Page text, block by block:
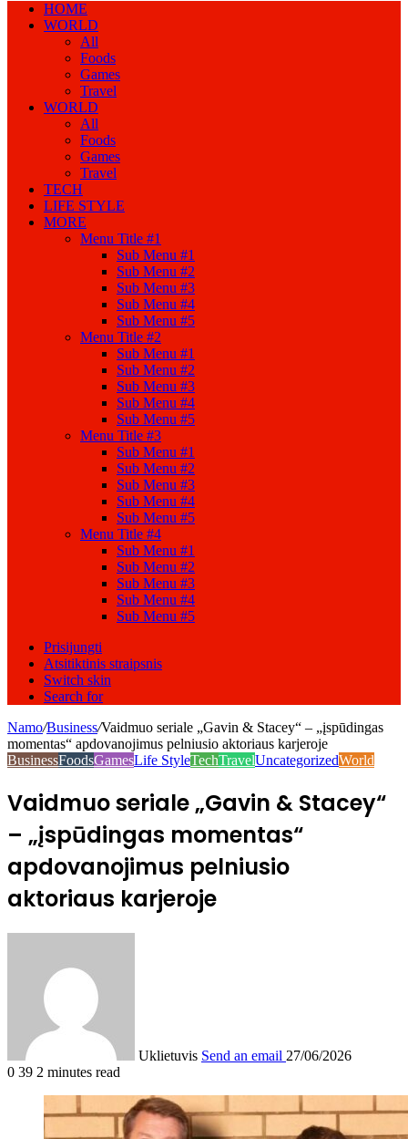
HOME
WORLD
All
Foods
Games
Travel
WORLD
All
Foods
Games
Travel
TECH
LIFE STYLE
MORE
Menu Title #1
Sub Menu #1
Sub Menu #2
Sub Menu #3
Sub Menu #4
Sub Menu #5
Menu Title #2
Sub Menu #1
Sub Menu #2
Sub Menu #3
Sub Menu #4
Sub Menu #5
Menu Title #3
Sub Menu #1
Sub Menu #2
Sub Menu #3
Sub Menu #4
Sub Menu #5
Menu Title #4
Sub Menu #1
Sub Menu #2
Sub Menu #3
Sub Menu #4
Sub Menu #5
Prisijungti
Atsitiktinis straipsnis
Switch skin
Search for
Namo/Business/Vaidmuo seriale „Gavin & Stacey“ – „įspūdingas
momentas“ apdovanojimus pelniusio aktoriaus karjeroje
BusinessFoodsGamesLife StyleTechTravelUncategorizedWorld
Vaidmuo seriale „Gavin & Stacey“
– „įspūdingas momentas“
apdovanojimus pelniusio
aktoriaus karjeroje
Uklietuvis Send an email 27/06/2026
0 39 2 minutes read